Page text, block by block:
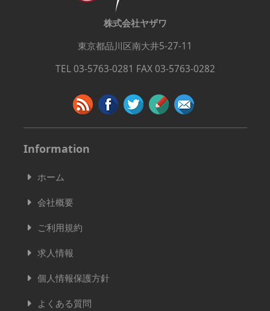
株式会社ヤザワ
東京都品川区南大井5-27-11
TEL 03-5763-0281 FAX 03-5763-0282
Information
ホーム
会社概要
ご利用規約
求人情報
個人情報保護方針
よくある質問